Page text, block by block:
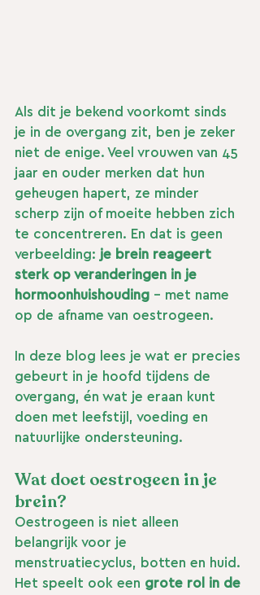
Als dit je bekend voorkomt sinds
je in de overgang zit, ben je zeker
niet de enige. Veel vrouwen van 45
jaar en ouder merken dat hun
geheugen hapert, ze minder
scherp zijn of moeite hebben zich
te concentreren. En dat is geen
verbeelding: je brein reageert
sterk op veranderingen in je
hormoonhuishouding – met name
op de afname van oestrogeen.
In deze blog lees je wat er precies
gebeurt in je hoofd tijdens de
overgang, én wat je eraan kunt
doen met leefstijl, voeding en
natuurlijke ondersteuning.
Wat doet oestrogeen in je
brein?
Oestrogeen is niet alleen
belangrijk voor je
menstruatiecyclus, botten en huid.
Het speelt ook een grote rol in de